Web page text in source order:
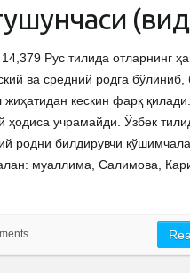
14,379 Рус тилида отларнинг
ва средний родга бўлиниб,
кескин фарқ
ҳодиса учрамайди. Ўзбек
родни билдирувчи
муаллима, Салимова,